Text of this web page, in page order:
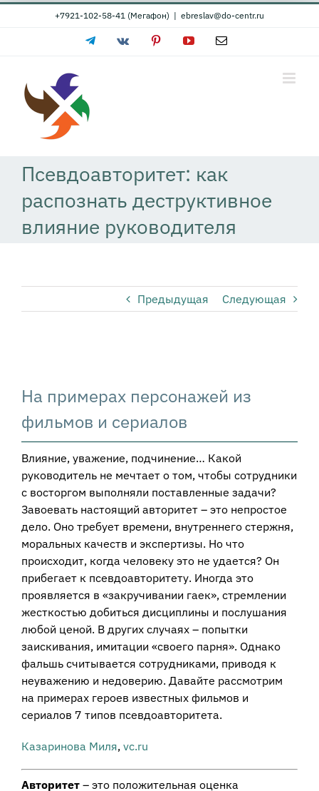
Skip
+7921-102-58-41 (Мегафон) | ebreslav@do-centr.ru
TelegramVk PinterestYouTubeEmail
Псевдоавторитет: как
распознать деструктивное
влияние руководителя
Предыдущая Следующая
Image
На примерах персонажей из
фильмов и сериалов
Влияние, уважение, подчинение… Какой
руководитель не мечтает о том, чтобы сотрудники
с восторгом выполняли поставленные задачи?
Завоевать настоящий авторитет – это непростое
дело. Оно требует времени, внутреннего стержня,
моральных качеств и экспертизы. Но что
происходит, когда человеку это не удается? Он
прибегает к псевдоавторитету. Иногда это
проявляется в «закручивании гаек», стремлении
жесткостью добиться дисциплины и послушания
любой ценой. В других случаях – попытки
заискивания, имитации «своего парня». Однако
фальшь считывается сотрудниками, приводя к
неуважению и недоверию. Давайте рассмотрим
на примерах героев известных фильмов и
сериалов 7 типов псевдоавторитета.
Казаринова Миля, vc.ru
Авторитет– это положительная оценка